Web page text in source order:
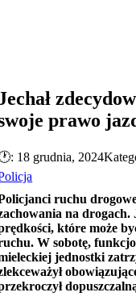
prawo
18 grudnia, 2024
ruchu
na drogach.
które może
W sobotę,
jednostki